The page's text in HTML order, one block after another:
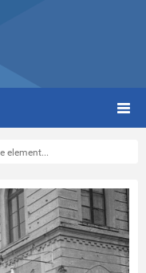
element...